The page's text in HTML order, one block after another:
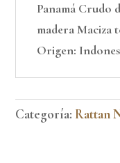
Panamá Crudo
madera Maciza
Origen:
Categoría: Rattan